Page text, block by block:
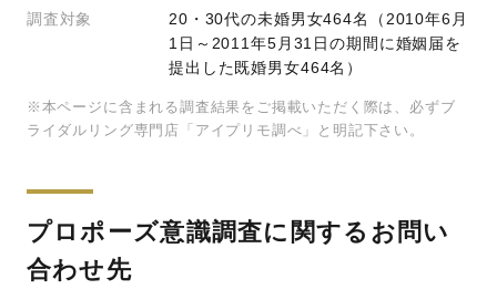
調査対象
20・30代の未婚男女464名（2010年6月
1日～2011年5月31日の期間に婚姻届を
提出した既婚男女464名）
※本ページに含まれる調査結果をご掲載いただく際は、必ずブ
ライダルリング専門店「アイプリモ調べ」と明記下さい。
プロポーズ意識調査に関するお問い
合わせ先